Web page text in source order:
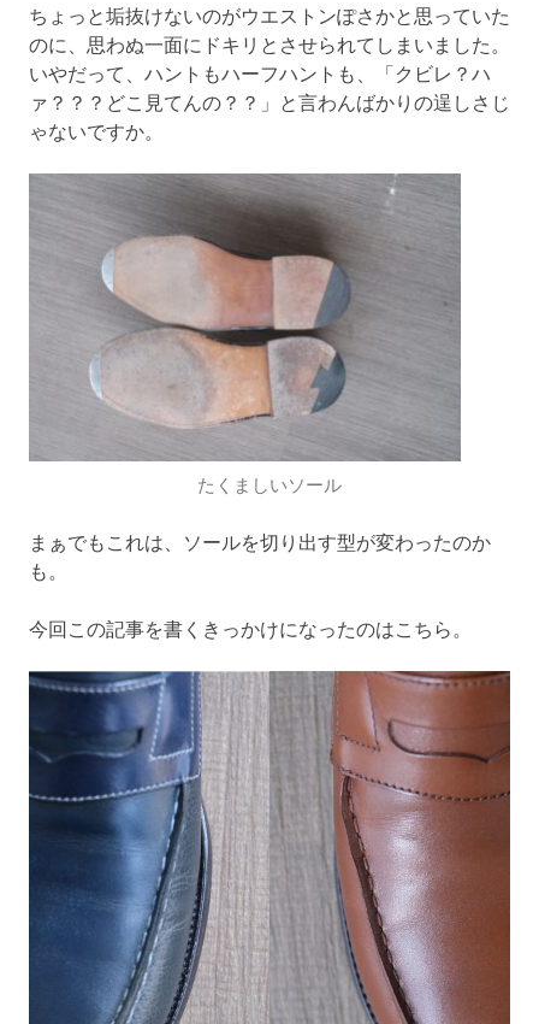
ちょっと垢抜けないのがウエストンぽさかと思っていた
のに、思わぬ一面にドキリとさせられてしまいました。
いやだって、ハントもハーフハントも、「クビレ？ハ
ァ？？？どこ見てんの？？」と言わんばかりの逞しさじ
ゃないですか。
たくましいソール
まぁでもこれは、ソールを切り出す型が変わったのか
も。
今回この記事を書くきっかけになったのはこちら。